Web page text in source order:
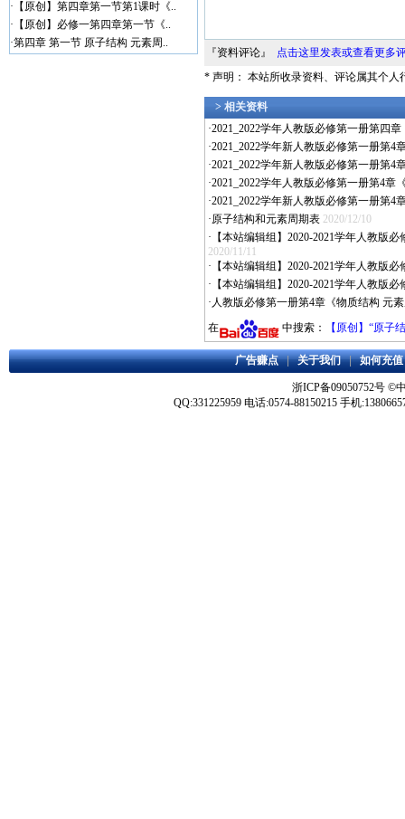
· 【原创】第四章第一节第1课时《..
· 【原创】必修一第四章第一节《..
·第四章 第一节 原子结构 元素周..
『资料评论』 点击这里发表或查看更多
* 声明： 本站所收录资料、评论属其个人
> 相关资料
·2021_2022学年人教版必修第一册第四
·2021_2022学年新人教版必修第一册第
·2021_2022学年新人教版必修第一册第
·2021_2022学年人教版必修第一册第4章
·2021_2022学年新人教版必修第一册第
·原子结构和元素周期表 2020/12/10
· 【本站编辑组】2020-2021学年人教版
2020/11/11
· 【本站编辑组】2020-2021学年人教版
· 【本站编辑组】2020-2021学年人教版
· 人教版必修第一册第4章《物质结构 元
在
中搜索： 【原创】“原子
广告赚点|关于我们|如何充值
浙ICP备09050752号 ©
QQ:331225959 电话:0574-88150215 手机